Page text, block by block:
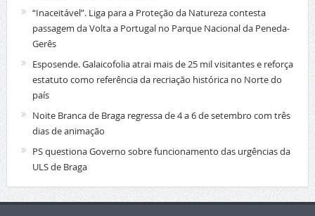
“Inaceitável”. Liga para a Proteção da Natureza contesta
passagem da Volta a Portugal no Parque Nacional da Peneda-
Gerês
Esposende. Galaicofolia atrai mais de 25 mil visitantes e reforça
estatuto como referência da recriação histórica no Norte do
país
Noite Branca de Braga regressa de 4 a 6 de setembro com três
dias de animação
PS questiona Governo sobre funcionamento das urgências da
ULS de Braga